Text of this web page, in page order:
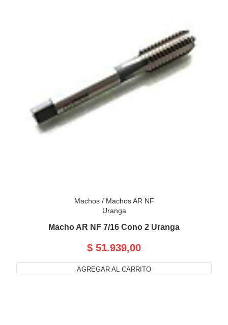
Machos/ Machos AR NF
Uranga
Macho AR NF 7/16 Cono 2 Uranga
$ 51.939,00
AGREGAR AL CARRITO